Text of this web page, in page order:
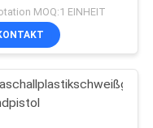
HornMOQ:1 EINHEIT